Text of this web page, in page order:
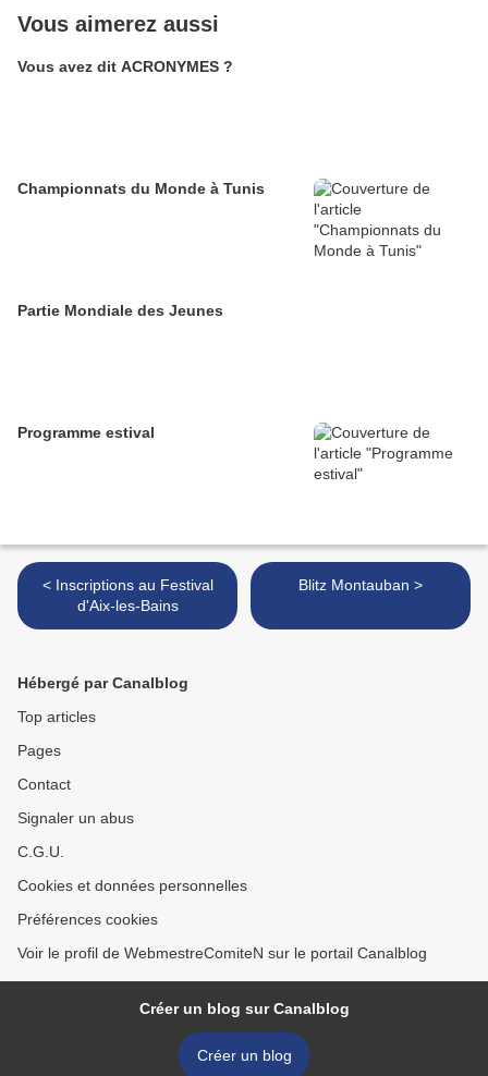
Vous aimerez aussi
Vous avez dit ACRONYMES ?
Championnats du Monde à Tunis
Partie Mondiale des Jeunes
Programme estival
< Inscriptions au Festival
d'Aix-les-Bains
Blitz Montauban >
Hébergé par Canalblog
Top articles
Pages
Contact
Signaler un abus
C.G.U.
Cookies et données personnelles
Préférences cookies
Voir le profil de WebmestreComiteN sur le portail Canalblog
Créer un blog sur Canalblog
Créer un blog